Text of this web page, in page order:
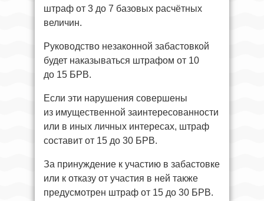
штраф от 3 до 7 базовых расчётных
величин.
Руководство незаконной забастовкой
будет наказываться штрафом от 10
до 15 БРВ.
Если эти нарушения совершены
из имущественной заинтересованности
или в иных личных интересах, штраф
составит от 15 до 30 БРВ.
За принуждение к участию в забастовке
или к отказу от участия в ней также
предусмотрен штраф от 15 до 30 БРВ.